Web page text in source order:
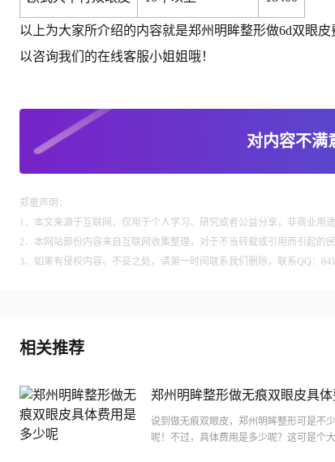
以上为大家所介绍的内容就是郑州明眸整形做6d双眼
以咨询我们的在线客服小姐姐哦！
对内容不满
郑重声明：
1、本文来源于互联网，仅用于个人学习、研究或者公益分享，非商业用途
2、本网站部份内容来自互联网收集整理，对于不当转载或引用而引起的
3、如果有侵权内容、不妥之处，请第一时间联系我们删除，联系QQ：
相关推荐
郑州明眸整形做无痕双眼皮具
呢
说到做无痕双眼皮，郑州明眸整形可是不
呢！不过，具体费用是多少呢？这可是个